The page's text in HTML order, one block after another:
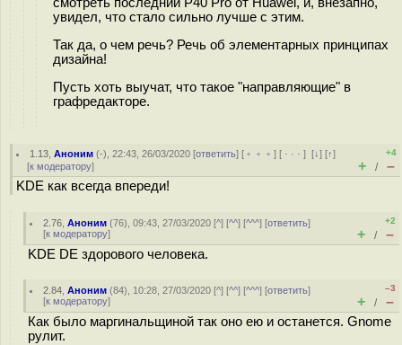
увидел, что стало сильно лучше с этим.
Так да, о чем речь? Речь об элементарных принципах
дизайна!
Пусть хоть выучат, что такое "направляющие" в
графредакторе.
1.13 ,Аноним (-), 22:43, 26/03/2020 [ответить] [ ﹢﹢﹢] [ · · ·][↓] [↑]
[к модератору]
+4
+ / –
KDE как всегда впереди!
2.76 ,Аноним (76), 09:43, 27/03/2020 [^] [^^] [^^^] [ответить]
[к модератору]
+2
+ / –
KDE DE здорового человека.
2.84 ,Аноним (84), 10:28, 27/03/2020 [^] [^^] [^^^] [ответить]
[к модератору]
–3
+ / –
Как было маргинальщиной так оно ею и останется. Gnome
рулит.